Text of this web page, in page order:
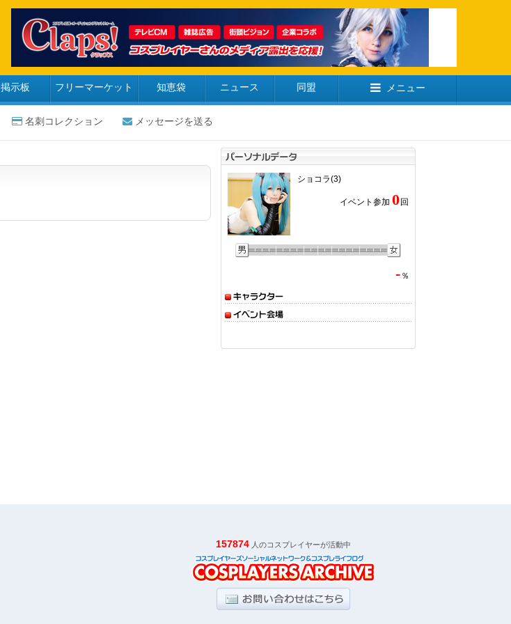
掲示板 フリーマーケット 知恵袋 ニュース 同盟 メニュー
名刺コレクション メッセージを送る
ショコラ(3)
イベント参加 0回
-％
157874 人のコスプレイヤーが活動中